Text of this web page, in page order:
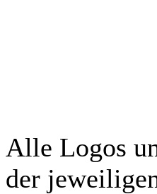
Alle Logos
der